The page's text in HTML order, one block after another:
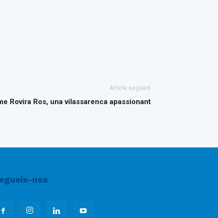
Article següent
Rovira Ros, una vilassarenca apassionant
nos